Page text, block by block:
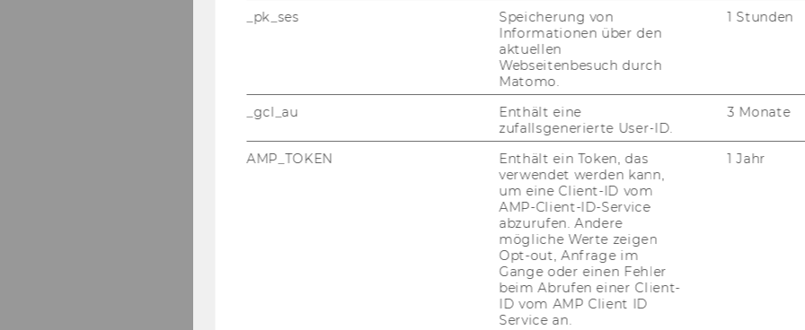
_pk_ses
Speicherung von
Informationen über den
aktuellen
Webseitenbesuch durch
Matomo.
1 Stunden
_gcl_au
Enthält eine
zufallsgenerierte User-ID.
3 Monate
AMP_TOKEN
Enthält ein Token, das
verwendet werden kann,
um eine Client-ID vom
AMP-Client-ID-Service
abzurufen. Andere
mögliche Werte zeigen
Opt-out, Anfrage im
Gange oder einen Fehler
beim Abrufen einer Client-
ID vom AMP Client ID
Service an.
1 Jahr